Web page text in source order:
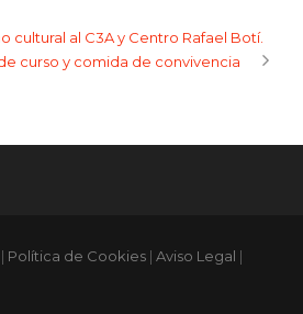
cultural al C3A y Centro Rafael Botí.
curso y comida de convivencia
| Política de Cookies | Aviso Legal |